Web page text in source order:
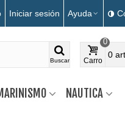
Iniciar sesión Ayuda
Buscar Carro
0
0
NAUTICA